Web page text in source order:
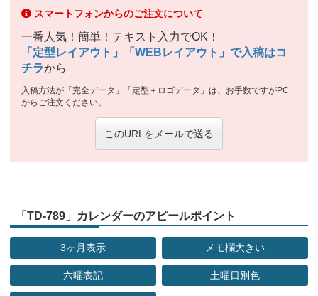
スマートフォンからのご注文について
一番人気！簡単！テキスト入力でOK！
「定型レイアウト」「WEBレイアウト」で入稿はコ
チラから
入稿方法が「完全データ」「定型＋ロゴデータ」は、お手数ですがPC
からご注文ください。
このURLをメールで送る
「TD-789」カレンダーのアピールポイント
3ヶ月表示 メモ欄大きい
六曜表記 土曜日別色